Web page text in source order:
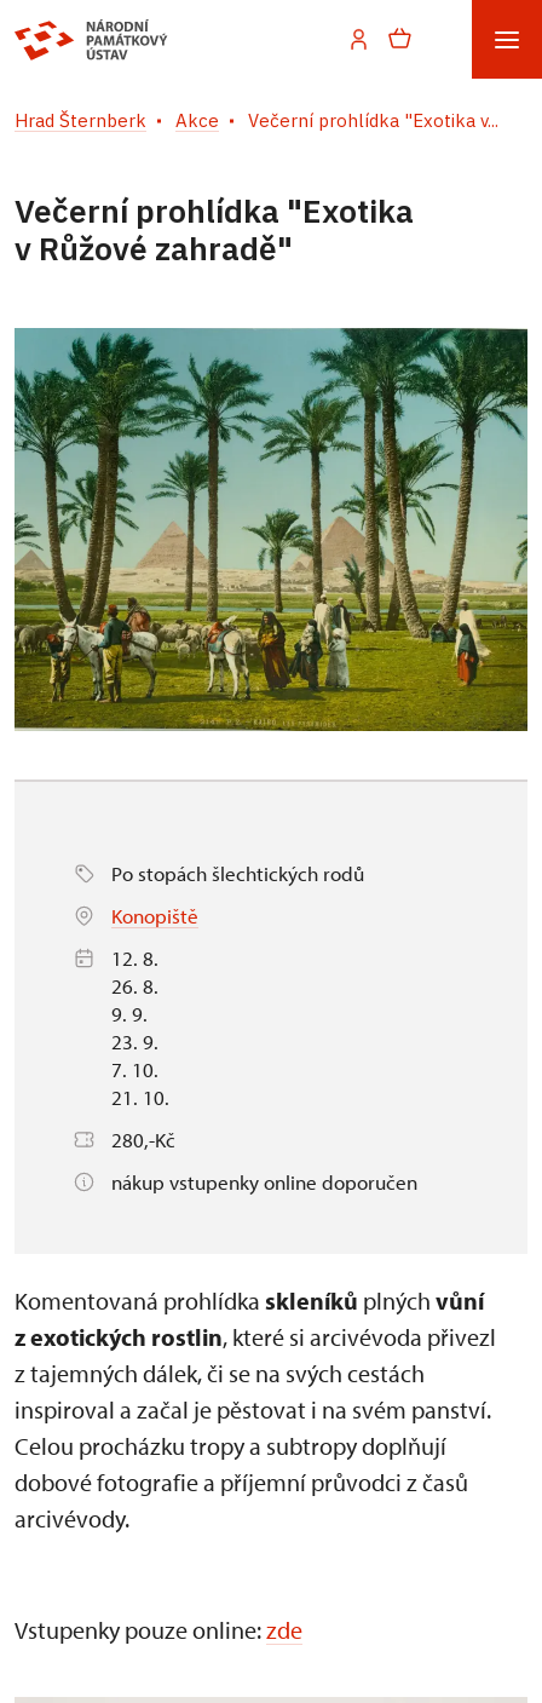
Hrad Šternberk Akce Večerní prohlídka "Exotika v...
Večerní prohlídka "Exotika
v Růžové zahradě"
Po stopách šlechtických rodů
Konopiště
12. 8.
26. 8.
9. 9.
23. 9.
7. 10.
21. 10.
280,-Kč
nákup vstupenky online doporučen
Komentovaná prohlídka skleníků plných vůní
z exotických rostlin, které si arcivévoda přivezl
z tajemných dálek, či se na svých cestách
inspiroval a začal je pěstovat i na svém panství.
Celou procházku tropy a subtropy doplňují
dobové fotografie a příjemní průvodci z časů
arcivévody.
Vstupenky pouze online:zde